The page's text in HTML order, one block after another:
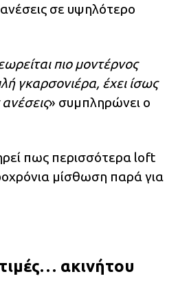
σε υψηλότερο
πιο μοντέρνος
γκαρσονιέρα, έχει ίσως
» συμπληρώνει ο
πως περισσότερα loft
μίσθωση παρά για
ακινήτου